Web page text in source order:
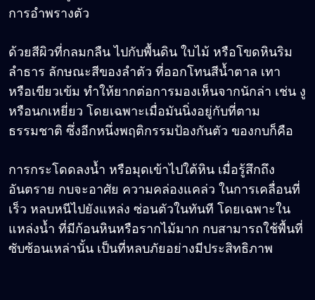
การอำพรางตัว
ด้วยสีผิวที่กลมกลืน ไปกับพื้นดิน ใบไม้ หรือโขดหินริม
ลำธาร ลักษณะสีของลำตัว ที่ออกโทนสีน้ำตาล เทา
หรือเขียวเข้ม ทำให้ยากต่อการมองเห็นจากนักล่า เช่น งู
หรือนกเหยี่ยว โดยเฉพาะเมื่อมันนิ่งอยู่กับที่ตาม
ธรรมชาติ ซึ่งอีกหนึ่งพฤติกรรมป้องกันตัว ของกบก็คือ
การกระโดดลงน้ำ หรือมุดเข้าไปใต้หิน เมื่อรู้สึกถึง
อันตราย กบจะอาศัย ความคล่องแคล่ว ในการเคลื่อนที่
เร็ว หลบหนีไปยังแหล่ง ซ่อนตัวในทันที โดยเฉพาะใน
แหล่งน้ำ ที่มีก้อนหินหรือรากไม้มาก กบสามารถใช้พื้นที่
ซับซ้อนเหล่านั้น เป็นที่หลบภัยอย่างมีประสิทธิภาพ